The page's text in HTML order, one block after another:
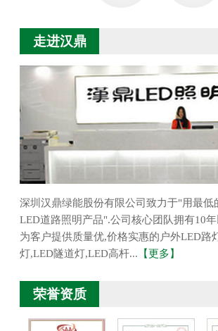
走进汉鼎
深圳汉鼎绿能股份有限公司致力于"用最低
LED道路照明产品".公司核心团队拥有10
为客户提供质量优,价格实惠的户外LED路
灯,LED隧道灯,LED高杆... 【更多】
荣誉资质